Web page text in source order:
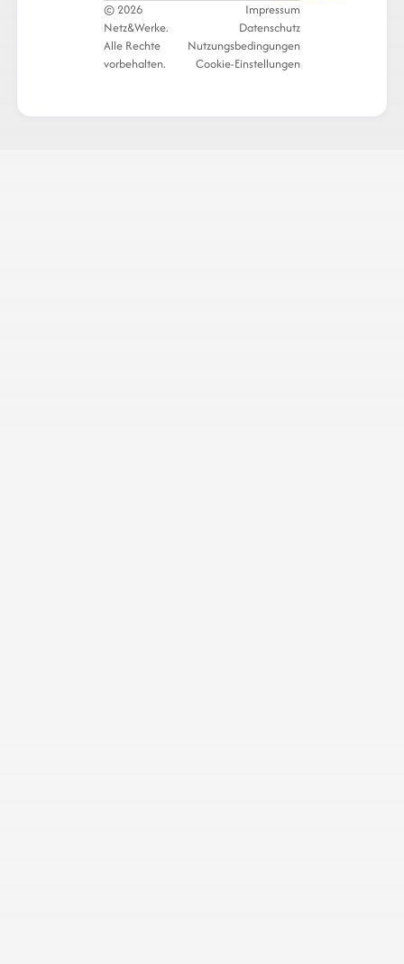
© 2026
Netz&Werke.
Alle Rechte
vorbehalten.
Impressum
Datenschutz
Nutzungsbedingungen
Cookie-Einstellungen